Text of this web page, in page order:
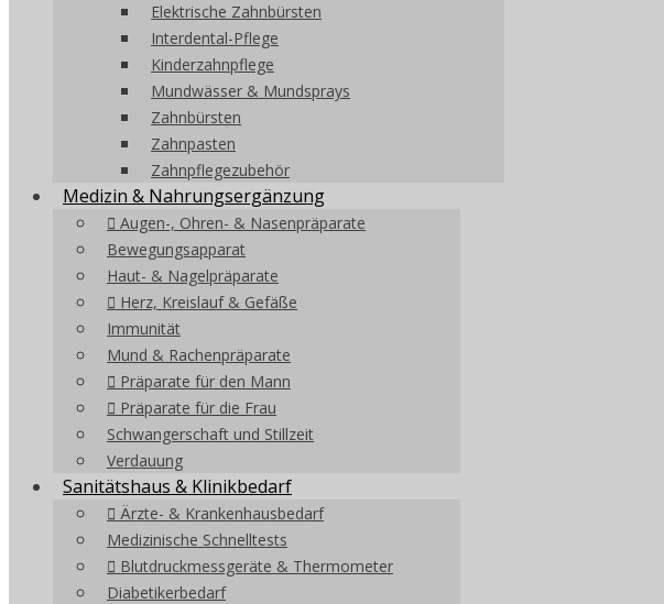
Elektrische Zahnbürsten
Interdental-Pflege
Kinderzahnpflege
Mundwässer & Mundsprays
Zahnbürsten
Zahnpasten
Zahnpflegezubehör
Medizin & Nahrungsergänzung
Augen-, Ohren- & Nasenpräparate
Bewegungsapparat
Haut- & Nagelpräparate
Herz, Kreislauf & Gefäße
Immunität
Mund & Rachenpräparate
Präparate für den Mann
Präparate für die Frau
Schwangerschaft und Stillzeit
Verdauung
Sanitätshaus & Klinikbedarf
Ärzte- & Krankenhausbedarf
Medizinische Schnelltests
Blutdruckmessgeräte & Thermometer
Diabetikerbedarf